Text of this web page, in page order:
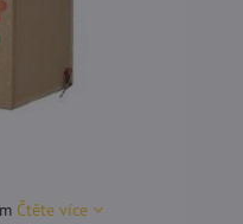
Čtěte více